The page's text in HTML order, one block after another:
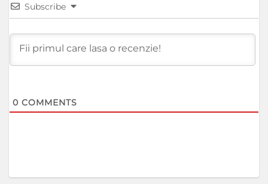
Subscribe
0 COMMENTS